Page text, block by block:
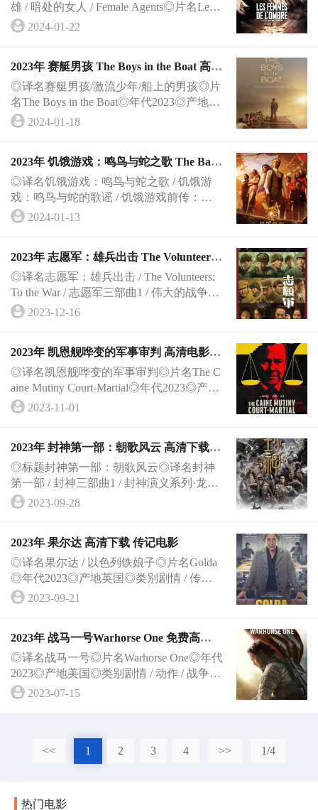
雄 / 暗处的女人 / Female Agents◎片名Les f
emmes de l'ombre◎年代2008◎产地法国◎
3-05(法国)◎IMDb评分 &nb
2024-01-22
2023年 赛艇男孩 The Boys in the Boat 高清
电影分享网
◎译名赛艇男孩/激流少年/船上的男孩◎片
名The Boys in the Boat◎年代2023◎产地美
国◎类别剧情 / 传记 / 战争 / 运动◎语言英
ww.imdb.com/title/tt1856080/◎豆瓣评分7.0/
10 from 130 users◎
2024-01-18
2023年 饥饿游戏：鸣鸟与蛇之歌 The Balla
d of Songbirds and Snakes 高清电影分享
◎译名饥饿游戏：鸣鸟与蛇之歌 / 饥饿游
戏：鸣鸟与蛇的歌谣 / 饥饿游戏前传：鸣
鸟与灵蛇之歌(港) / 饥饿游戏：鸣鸟与游蛇
er Games: The Ballad of Songbirds and Snake
s◎片名The Ballad of Songbirds and Snakes◎
年
2024-01-13
2023年 志愿军：雄兵出击 The Volunteers:
To the War
◎译名志愿军：雄兵出击 / The Volunteers:
To the War / 志愿军三部曲1 / 伟大的战争·
抗美援朝 / 伟大的胜利 / 战与祀 / The Great
◎上映日期2023-09-28(中国大陆)◎IMDb链
接https://www.imdb.com
2023-12-16
2023年 凯恩舰哗变的军事审判 高清电影下
载
◎译名凯恩舰哗变的军事审判◎片名The C
aine Mutiny Court-Martial◎年代2023◎产地
美国◎类别剧情 / 战争◎语言英语◎上映日
m/title/tt24249946/◎豆瓣链接https://movie.do
uban.com/subject/3
2023-11-01
2023年 封神第一部：朝歌风云 高清下载分
享
◎标题封神第一部：朝歌风云◎译名封神
第一部 / 封神三部曲1 / 封神演义系列·龙之
战 / 封神三部曲之妖乱国殇 / Creation of the
/ 战争 / 奇幻 / 古装◎语言汉语普通话◎上
映日期2023-07-
2023-09-28
2023年 果尔达 高清下载 传记电影
◎译名果尔达 / 以色列铁娘子◎片名Golda
◎年代2023◎产地英国◎类别剧情 / 传记 /
历史 / 战争◎语言英语 / 希伯来语◎上映日
4454876/◎豆瓣评分7.8/10 (82人评价)◎豆
瓣链接https://mo
2023-09-21
2023年 战马一号Warhorse One 免费高清
电影下载 [美国动作战争电影]
◎译名战马一号◎片名Warhorse One◎年代
2023◎产地美国◎类别剧情 / 动作 / 战争◎
语言英语◎上映日期2023-07-04(美国)◎IM
t/35718289/◎导演威廉·考夫曼 William Kauf
man (id:1
2023-07-15
<< 1 2 3 4 >> 1/4
热门电影